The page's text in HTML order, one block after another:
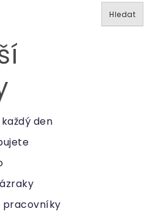
Hledat
den
pracovníky